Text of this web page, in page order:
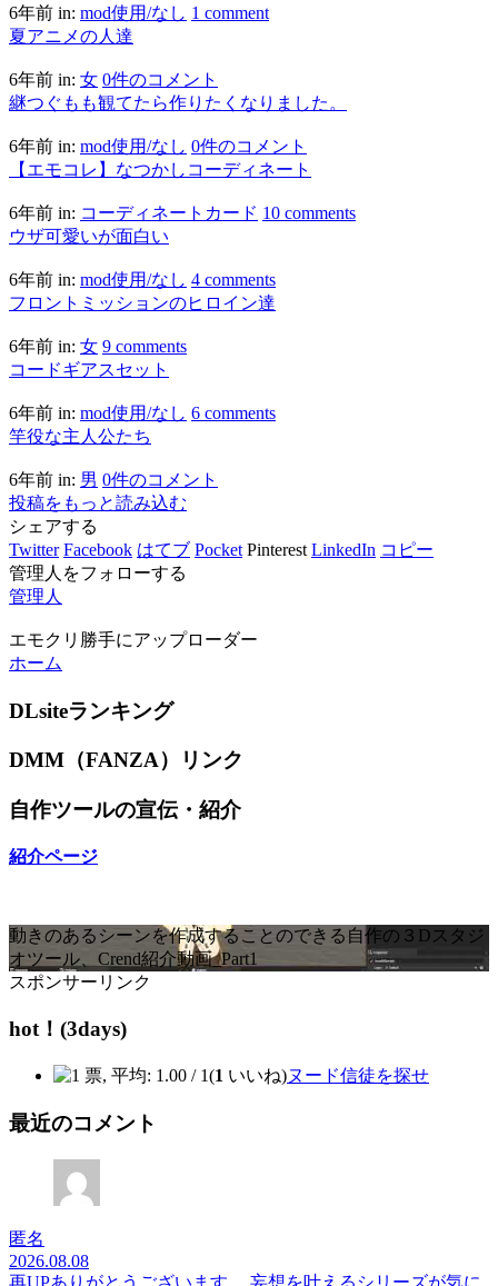
6年前 in: mod使用/なし 1 comment
夏アニメの人達
6年前 in: 女 0件のコメント
継つぐもも観てたら作りたくなりました。
6年前 in: mod使用/なし 0件のコメント
【エモコレ】なつかしコーディネート
6年前 in: コーディネートカード 10 comments
ウザ可愛いが面白い
6年前 in: mod使用/なし 4 comments
フロントミッションのヒロイン達
6年前 in: 女 9 comments
コードギアスセット
6年前 in: mod使用/なし 6 comments
竿役な主人公たち
6年前 in: 男 0件のコメント
投稿をもっと読み込む
シェアする
Twitter Facebook はてブ Pocket Pinterest LinkedIn コピー
管理人をフォローする
管理人
エモクリ勝手にアップローダー
ホーム
DLsiteランキング
DMM（FANZA）リンク
自作ツールの宣伝・紹介
紹介ページ
動きのあるシーンを作成することのできる自作の３Dスタジ
オツール、Crend紹介動画_Part1
スポンサーリンク
hot！(3days)
(1 いいね)ヌード信徒を探せ
最近のコメント
匿名
2026.08.08
再UPありがとうございます。 妄想を叶えるシリーズが気に